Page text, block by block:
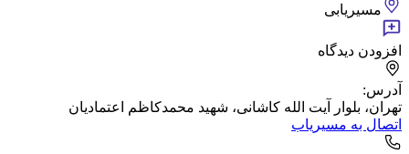
مسیریابی
افزودن دیدگاه
آدرس:
تهران، بلوار آیت الله کاشانی، شهید محمدکاظم اعتمادیان
اتصال به مسیریاب